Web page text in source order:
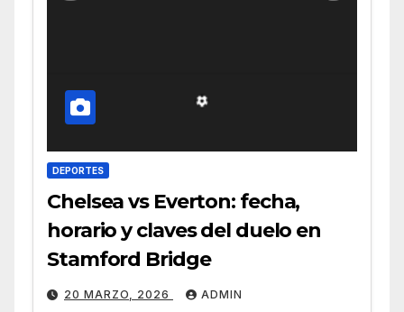
DEPORTES
Chelsea vs Everton: fecha,
horario y claves del duelo en
Stamford Bridge
20 MARZO, 2026 ADMIN